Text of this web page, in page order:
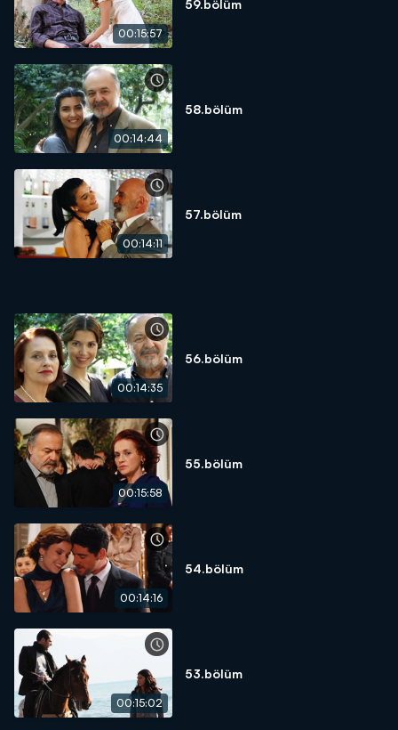
00:15:57
59.bölüm
00:14:44
58.bölüm
00:14:11
57.bölüm
00:14:35
56.bölüm
00:15:58
55.bölüm
00:14:16
54.bölüm
00:15:02
53.bölüm